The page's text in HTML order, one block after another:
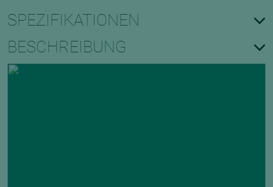
SPEZIFIKATIONEN
BESCHREIBUNG